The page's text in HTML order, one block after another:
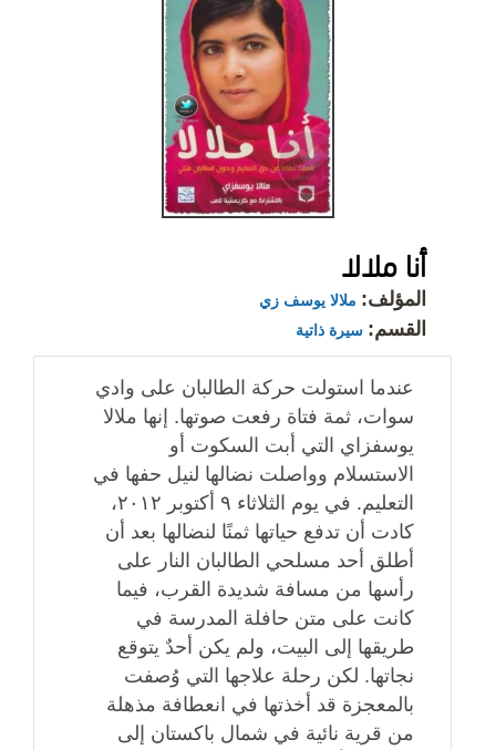
أنا ملالا
المؤلف: ملالا يوسف زي
القسم: سيرة ذاتية
عندما استولت حركة الطالبان على وادي
سوات، ثمة فتاة رفعت صوتها. إنها ملالا
يوسفزاي التي أبت السكوت أو
الاستسلام وواصلت نضالها لنيل حفها في
التعليم. في يوم الثلاثاء ٩ أكتوبر ٢٠١٢،
كادت أن تدفع حياتها ثمنًا لنضالها بعد أن
أطلق أحد مسلحي الطالبان النار على
رأسها من مسافة شديدة القرب، فيما
كانت على متن حافلة المدرسة في
طريقها إلى البيت، ولم يكن أحدٌ يتوقع
نجاتها. لكن رحلة علاجها التي وُصفت
بالمعجزة قد أخذتها في انعطافة مذهلة
من قرية نائية في شمال باكستان إلى